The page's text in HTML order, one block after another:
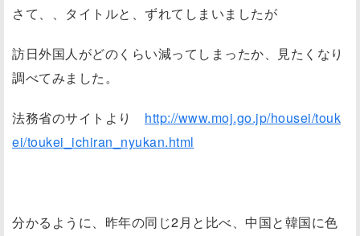
さて、、タイトルと、ずれてしまいましたが
訪日外国人がどのくらい減ってしまったか、見たくなり
調べてみました。
法務省のサイトより http://www.moj.go.jp/housei/touk
ei/toukei_ichiran_nyukan.html
分かるように、昨年の同じ2月と比べ、中国と韓国に色